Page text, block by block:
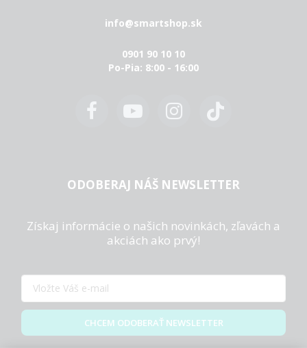
info@smartshop.sk
0901 90 10 10
Po-Pia: 8:00 - 16:00
ODOBERAJ NÁŠ NEWSLETTER
Získaj informácie o našich novinkách, zľavách a
akciách ako prvý!
CHCEM ODOBERAŤ NEWSLETTER